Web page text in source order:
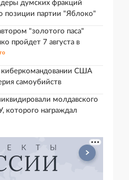
думских фракций
позиции партии "Яблоко"
"золотого паса"
пройдет 7 августа в
киберкомандовании США
самоубийств
молдавского
которого награждал